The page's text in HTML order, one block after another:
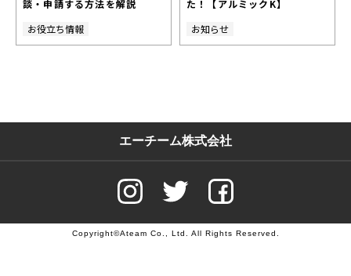
談・申請する方法を解説
お役立ち情報
た！【アルミックK】
お知らせ
エーチーム株式会社
Copyright©Ateam Co., Ltd. All Rights Reserved.